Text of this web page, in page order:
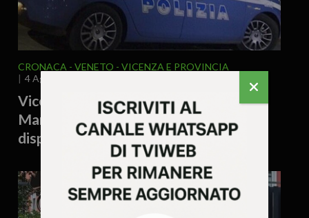
CRONACA VENETO
VICENZA E PROVINCIA
4 Agosto 2026 - 15.55
Vicenza, accoltellamento a Campo
Marzo: denunciato un 38enne e
disposto il rimpatrio